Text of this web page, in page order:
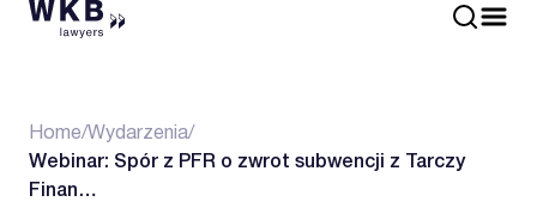
Home/Wydarzenia/
Webinar: Spór z PFR o zwrot subwencji z Tarczy
Finan…